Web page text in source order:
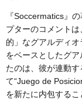
『Soccermatics』
プターのコメント
的」なグアルディ
をベースとしたグ
たのは、彼が連動
て“Juego de
を新たに内包する